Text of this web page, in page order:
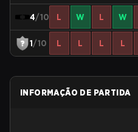
4/10 L W L W
1/10 L L L L
INFORMAÇÃO DE PARTIDA